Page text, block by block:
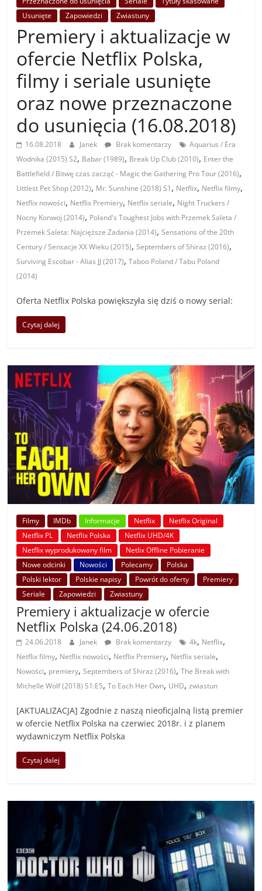
Usunięte
Zapowiedzi Zwiastuny
Premiery i aktualizacje w
ofercie Netflix Polska,
filmy i seriale usunięte
oraz nowe przeznaczone
do usunięcia (16.08.2018)
16.08.2018 Janek Brak komentarzy
Aquarius / Era
Wodnika (2015) S2, Babar (1989), Break Up Club (2010), Enter the
Battlefield / Bitwę czas zacząć - Magic the Gathering Pro Tour (2016),
Littlest Pet Shop (2012), Mr. Sunshine (2018) S1, Netflix, Netflix filmy,
Netflix nowości, Netflix Premiery, Netflix seriale, Night Truckers /
Nocny Konwoj (2014), Poland's Toughest Jobs with Przemek Saleta /
Przemek Saleta: Najcięższe Zadania (2014),Sensations of the 20th
Century / Sensacje XX Wieku (2015),Septembers of Shiraz (2016),
Surviving Escobar - Alias JJ (2017),Taboo Poland / Tabu Poland
(2014)
Oferta Netflix Polska powiększyła się dziś o nowy serial:
Czytaj dalej
Filmy IMDb Informacje Netflix
Netflix Original
Netflix PL
Netflix Polska
Netflix UHD/4K
Netflix wyprodukowany film
Netlix Offline Pobieranie
Nowe odcinki
Nowości Polecamy
Polska
Polski lektor
Polskie napisy Powrót do oferty
Premiery
Seriale
Zapowiedzi Zwiastuny
Premiery i aktualizacje w ofercie
Netflix Polska (24.06.2018)
24.06.2018 Janek Brak komentarzy 4k, Netflix,
Netflix filmy, Netflix nowości, Netflix Premiery, Netflix seriale,
Nowości, premiery,Septembers of Shiraz (2016),The Break with
Michelle Wolf (2018) S1:E5,To Each Her Own, UHD,zwiastun
[AKTUALIZACJA] Zgodnie z naszą nieoficjalną listą premier
w ofercie Netflix Polska na czerwiec 2018r. i z planem
wydawniczym Netflix Polska
Czytaj dalej